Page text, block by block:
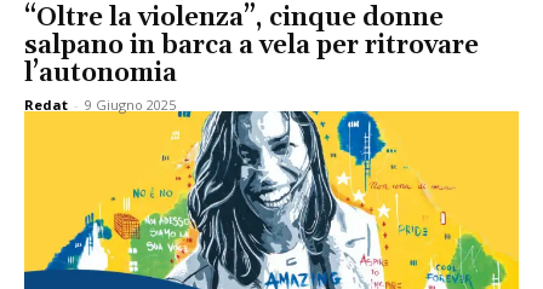
“Oltre la violenza”, cinque donne
salpano in barca a vela per ritrovare
l’autonomia
Redat - 9 Giugno 2025